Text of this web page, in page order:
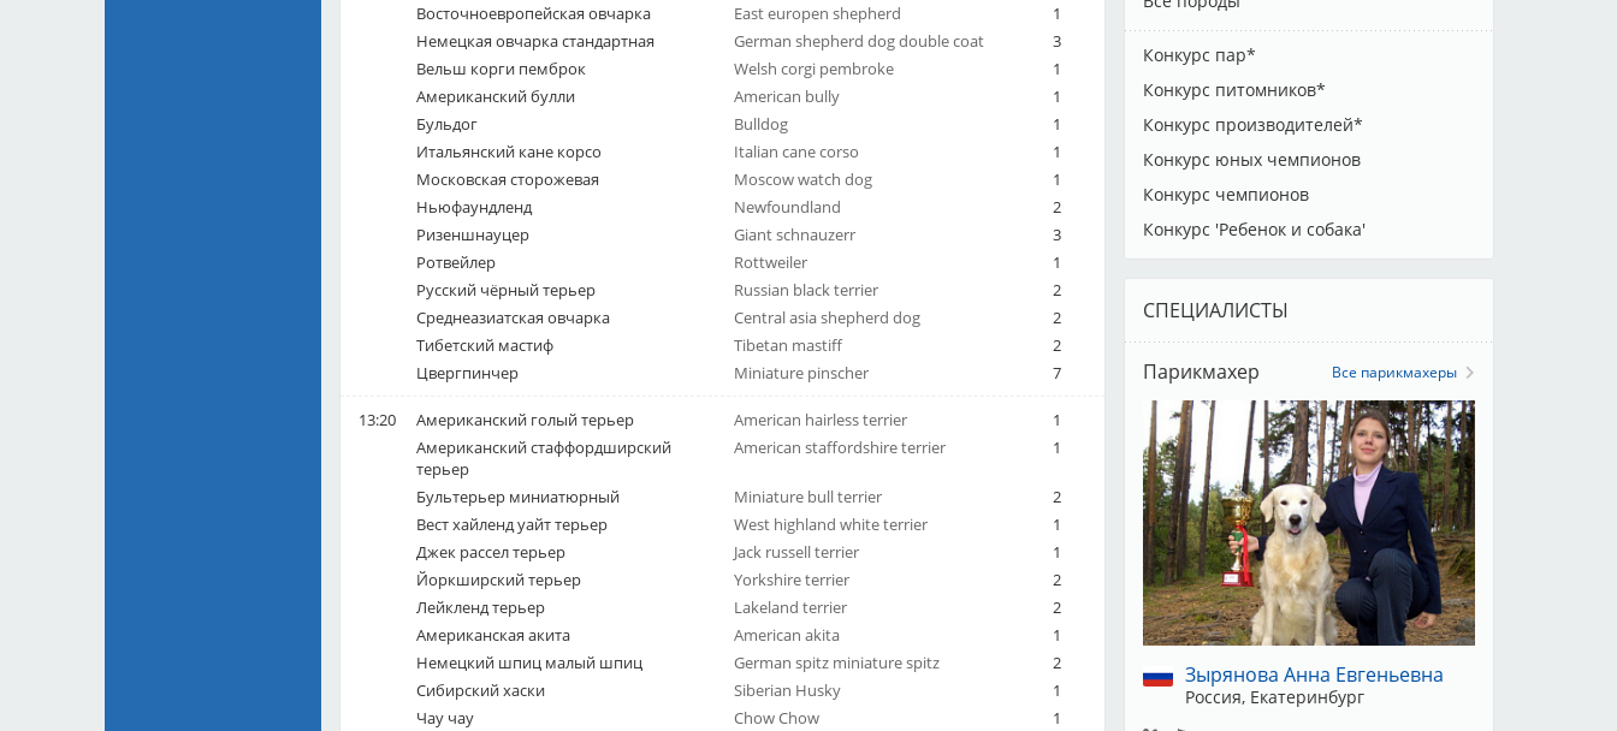
Восточноевропейская овчарка
East europen shepherd
1
Немецкая овчарка стандартная
German shepherd dog double coat
3
Вельш корги пемброк
Welsh corgi pembroke
1
Американский булли
American bully
1
Бульдог
Bulldog
1
Итальянский кане корсо
Italian cane corso
1
Московская сторожевая
Moscow watch dog
1
Ньюфаундленд
Newfoundlаnd
2
Ризеншнауцер
Giant schnauzerr
3
Ротвейлер
Rottweiler
1
Русский чёрный терьер
Russian black terrier
2
Среднеазиатская овчарка
Central asia shepherd dog
2
Тибетский мастиф
Tibetan mastiff
2
Цвергпинчер
Miniature pinscher 7
13:20 Американский голый терьер American hairless terrier
1
Американский стаффордширский
терьер
American staffordshire terrier 1
Бультерьер миниатюрный Miniature bull terrier
2
Вест хайленд уайт терьер
West highland white terrier
1
Джек рассел терьер
Jack russell terrier
1
Йоркширский терьер
Yorkshire terrier
2
Лейкленд терьер
Lakeland terrier
2
Американская акита
American akita
1
Немецкий шпиц малый шпиц
German spitz miniature spitz
2
Сибирский хаски
Siberian Husky
1
Чау чау
Chow Chow
1
Конкурс пар*
Конкурс питомников*
Конкурс производителей*
Конкурс юных чемпионов
Конкурс чемпионов
Конкурс 'Ребенок и собака'
СПЕЦИАЛИСТЫ
Парикмахер
Зырянова Анна Евгеньевна
Россия, Екатеринбург
Все парикмахеры